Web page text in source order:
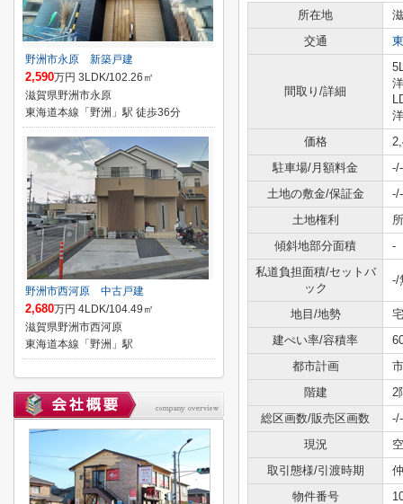
所在地
交通
間取り/詳細
価格
駐車場/月額料金
-/-
土地の敷金/保証金
-/-
土地権利
傾斜地部分面積
-
私道負担面積/セットバ
ック
-/
地目/地勢
建ぺい率/容積率
都市計画
階建
2
総区画数/販売区画数
-/-
現況
取引態様/引渡時期
物件番号
野洲市永原 新築戸建
2,590万円 3LDK/102.26㎡
滋賀県野洲市永原
東海道本線「野洲」駅 徒歩36分
野洲市西河原 中古戸建
2,680万円 4LDK/104.49㎡
滋賀県野洲市西河原
東海道本線「野洲」駅